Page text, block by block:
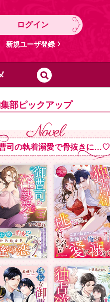
ログイン
新規ユーザ登録
部ピックアップ
司の執着溺愛で骨抜きに…♡